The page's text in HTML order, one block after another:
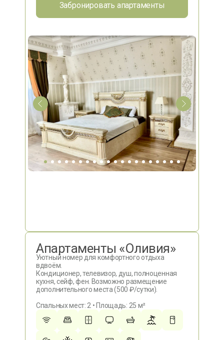
Забронировать апартаменты
Апартаменты «Оливия»
Уютный номер для комфортного отдыха
вдвоём.
Кондиционер, телевизор, душ, полноценная
кухня, сейф, фен. Возможно размещение
дополнительного места (500 ₽/сутки).
Спальных мест: 2 • Площадь: 25 м²